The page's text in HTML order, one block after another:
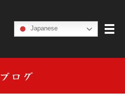
Japanese
ブログ